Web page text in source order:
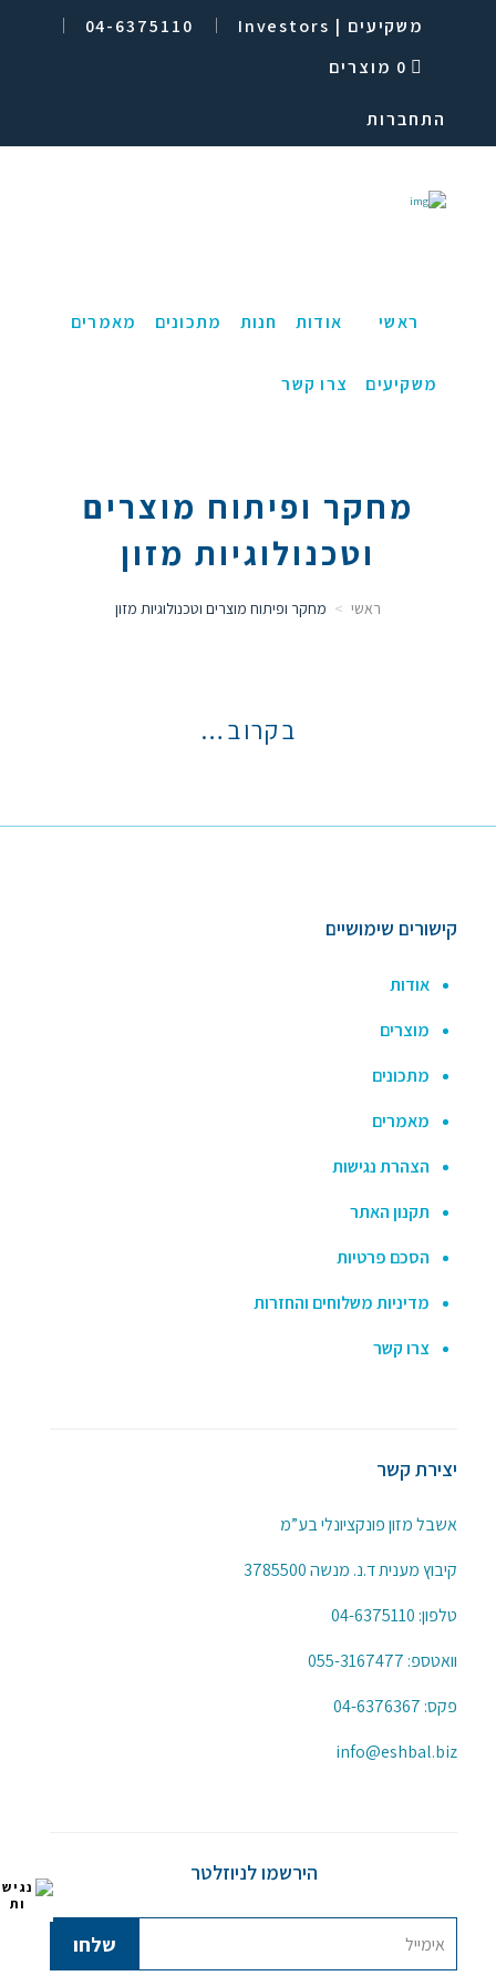
משקיעים | Investors
04-6375110
0 מוצרים
התחברות
ראשי אודות חנות מתכונים מאמרים
משקיעים צרו קשר
מחקר ופיתוח מוצרים
וטכנולוגיות מזון
ראשי מחקר ופיתוח מוצרים וטכנולוגיות מזון
בקרוב…
קישורים שימושיים
אודות
מוצרים
מתכונים
מאמרים
הצהרת נגישות
תקנון האתר
הסכם פרטיות
מדיניות משלוחים והחזרות
צרו קשר
יצירת קשר
אשבל מזון פונקציונלי בע”מ
קיבוץ מענית ד.נ. מנשה 3785500
טלפון: 04-6375110
וואטספ: 055-3167477
פקס: 04-6376367
info@eshbal.biz
הירשמו לניוזלטר